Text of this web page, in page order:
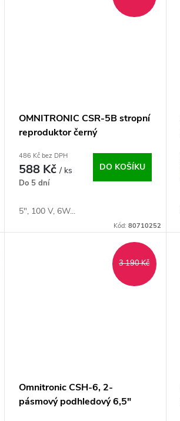
OMNITRONIC CSR-5B stropní
reproduktor černý
486 Kč bez DPH
588 Kč/ ks
Do 5 dní
DO KOŠÍKU
5", 100 V, 6W...
Kód: 80710252
3 190 Kč
Omnitronic CSH-6, 2-
pásmový podhledový 6,5"